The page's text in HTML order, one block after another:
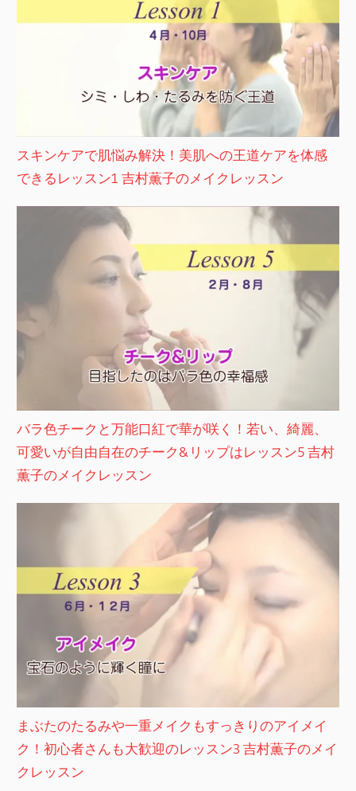
スキンケアで肌悩み解決！美肌への王道ケアを体感
できるレッスン1 吉村薫子のメイクレッスン
バラ色チークと万能口紅で華が咲く！若い、綺麗、
可愛いが自由自在のチーク&リップはレッスン5 吉村
薫子のメイクレッスン
まぶたのたるみや一重メイクもすっきりのアイメイ
ク！初心者さんも大歓迎のレッスン3 吉村薫子のメイ
クレッスン